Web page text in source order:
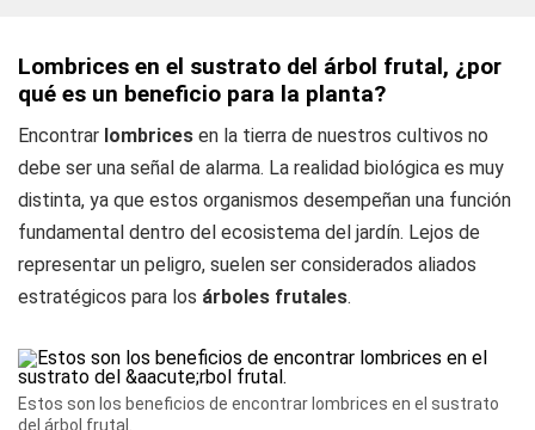
Lombrices en el sustrato del árbol frutal, ¿por
qué es un beneficio para la planta?
Encontrar lombrices en la tierra de nuestros cultivos no
debe ser una señal de alarma. La realidad biológica es muy
distinta, ya que estos organismos desempeñan una función
fundamental dentro del ecosistema del jardín. Lejos de
representar un peligro, suelen ser considerados aliados
estratégicos para los árboles frutales.
Estos son los beneficios de encontrar lombrices en el sustrato
del árbol frutal.